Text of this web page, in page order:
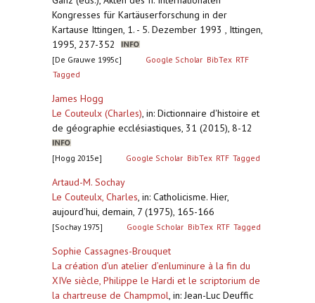
Kongresses für Kartäuserforschung in der
Kartause Ittingen, 1. - 5. Dezember 1993 , Ittingen,
1995, 237-352
[De Grauwe 1995c] Google Scholar BibTex RTF
Tagged
James Hogg
Le Couteulx (Charles), in: Dictionnaire d'histoire et
de géographie ecclésiastiques, 31 (2015), 8-12
[Hogg 2015e] Google Scholar BibTex RTF Tagged
Artaud-M. Sochay
Le Couteulx, Charles, in: Catholicisme. Hier,
aujourd’hui, demain, 7 (1975), 165-166
[Sochay 1975] Google Scholar BibTex RTF Tagged
Sophie Cassagnes-Brouquet
La création d’un atelier d’enluminure à la fin du
XIVe siècle, Philippe le Hardi et le scriptorium de
la chartreuse de Champmol, in: Jean-Luc Deuffic